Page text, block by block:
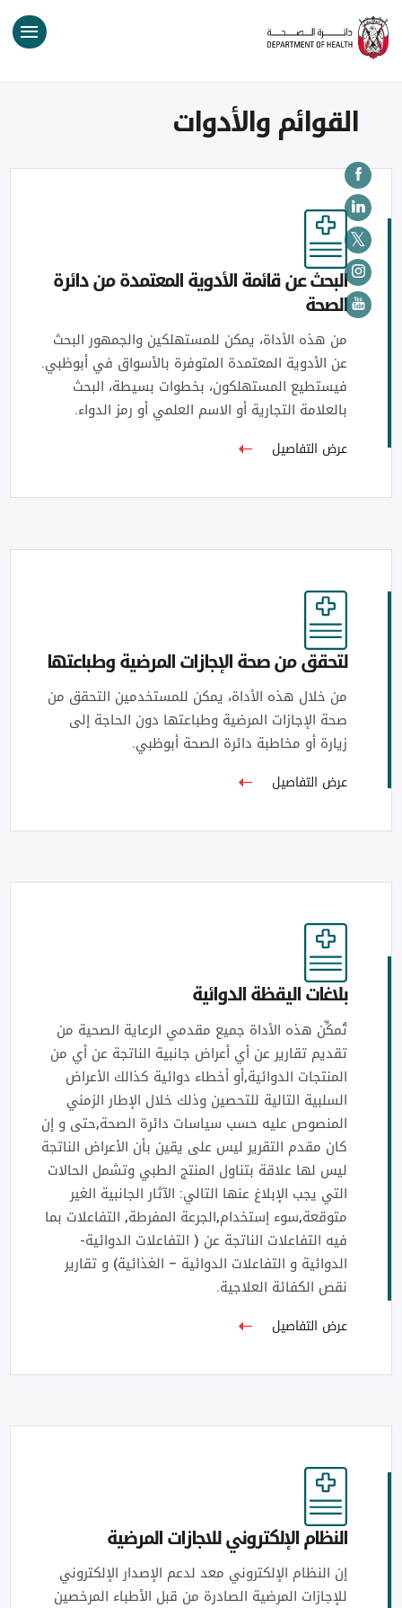
القوائم والأدوات
البحث عن قائمة الأدوية المعتمدة من دائرة
الصحة
من هذه الأداة، يمكن للمستهلكين والجمهور البحث
عن الأدوية المعتمدة المتوفرة بالأسواق في أبوظبي.
فيستطيع المستهلكون، بخطوات بسيطة، البحث
بالعلامة التجارية أو الاسم العلمي أو رمز الدواء.
عرض التفاصيل
لتحقق من صحة الإجازات المرضية وطباعتها
من خلال هذه الأداة، يمكن للمستخدمين التحقق من
صحة الإجازات المرضية وطباعتها دون الحاجة إلى
زيارة أو مخاطبة دائرة الصحة أبوظبي.
عرض التفاصيل
بلاغات اليقظة الدوائية
تُمكِّن هذه الأداة جميع مقدمي الرعاية الصحية من
تقديم تقارير عن أي أعراض جانبية الناتجة عن أي من
المنتجات الدوائية,أو أخطاء دوائية كذالك الأعراض
السلبية التالية للتحصين وذلك خلال الإطار الزمني
المنصوص عليه حسب سياسات دائرة الصحة,حتى و إن
كان مقدم التقرير ليس على يقين بأن الأعراض الناتجة
ليس لها علاقة بتناول المنتج الطبي وتشمل الحالات
التي يجب الإبلاغ عنها التالي: الآثار الجانبية الغير
متوقعة,سوء إستخدام,الجرعة المفرطة, التفاعلات بما
فيه التفاعلات الناتجة عن ( التفاعلات الدوائية-
الدوائية و التفاعلات الدوائية – الغذائية) و تقارير
نقص الكفائة العلاجية.
عرض التفاصيل
النظام الإلكتروني للاجازات المرضية
إن النظام الإلكتروني معد لدعم الإصدار الإلكتروني
للإجازات المرضية الصادرة من قبل الأطباء المرخصين